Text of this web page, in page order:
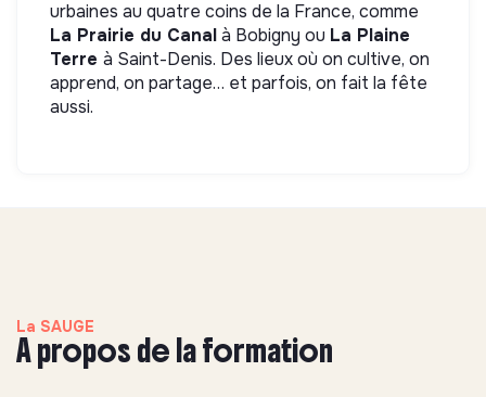
urbaines au quatre coins de la France, comme
La Prairie du Canalà Bobigny ou La Plaine
Terre à Saint-Denis. Des lieux où on cultive, on
apprend, on partage… et parfois, on fait la fête
aussi.
La SAUGE
A propos de la formation